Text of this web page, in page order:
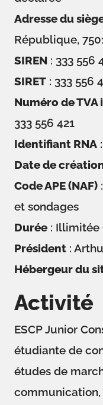
Adresse du
République,
SIREN: 333 556
SIRET: 333 556
Numéro de
333 556 421
Identifiant RNA:
Date de
Code APE (NAF):
et sondages
Durée: Illimitée
Président:
Hébergeur du
Activité
ESCP Junior
étudiante de
études de